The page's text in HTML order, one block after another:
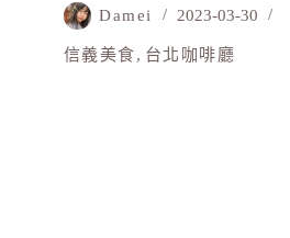
Damei 2023-03-30
信義美食, 台北咖啡廳